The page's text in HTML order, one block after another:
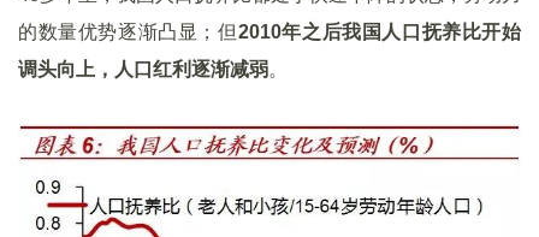
的数量优势逐渐凸显；但2010年之后我国人口抚养比开始
调头向上，人口红利逐渐减弱。